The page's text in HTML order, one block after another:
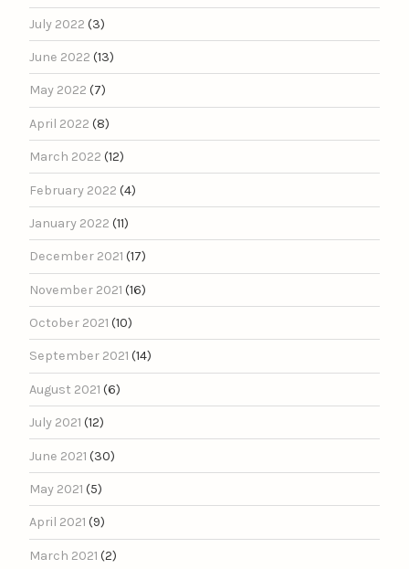
July 2022 (3)
June 2022 (13)
May 2022 (7)
April 2022 (8)
March 2022 (12)
February 2022 (4)
January 2022 (11)
December 2021 (17)
November 2021 (16)
October 2021 (10)
September 2021 (14)
August 2021 (6)
July 2021 (12)
June 2021 (30)
May 2021 (5)
April 2021 (9)
March 2021 (2)